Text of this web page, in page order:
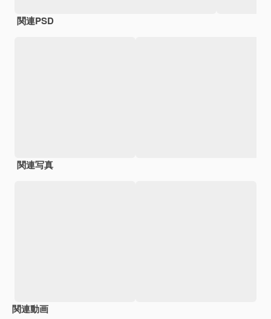
関連PSD
関連写真
関連動画